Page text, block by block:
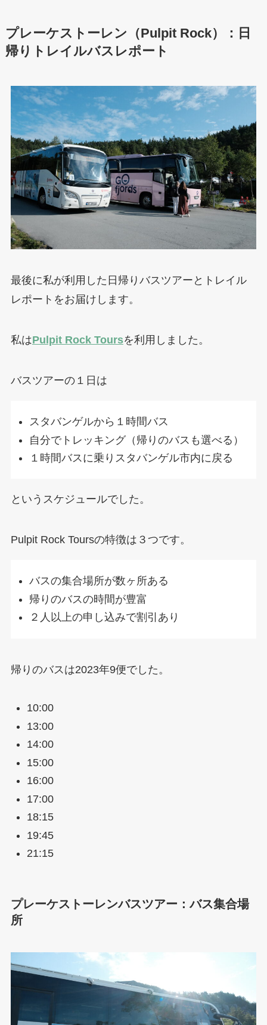
プレーケストーレン（Pulpit Rock）
：日
帰りトレイルバスレポート
最後に私が利用した日帰りバスツアーとトレイル
レポートをお届けします。
私はPulpit Rock Toursを利用しました。
バスツアーの１日は
スタバンゲルから１時間バス
自分でトレッキング（帰りのバスも選べる）
１時間バスに乗りスタバンゲル市内に戻る
というスケジュールでした。
Pulpit Rock Toursの特徴は３つです。
バスの集合場所が数ヶ所ある
帰りのバスの時間が豊富
２人以上の申し込みで割引あり
帰りのバスは2023年9便でした。
10:00
13:00
14:00
15:00
16:00
17:00
18:15
19:45
21:15
プレーケストーレンバスツアー：バス集合場
所